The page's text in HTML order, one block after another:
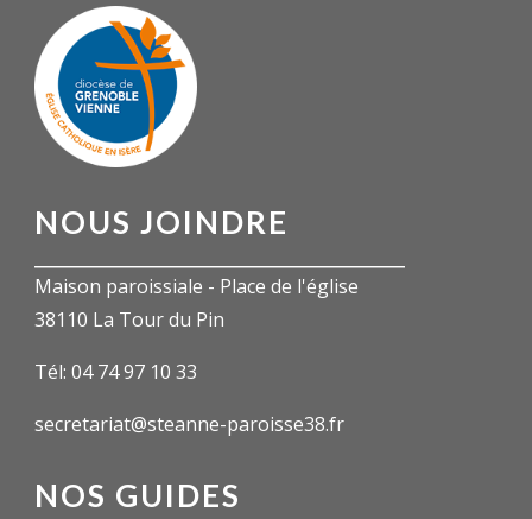
NOUS JOINDRE
Maison paroissiale - Place de l'église
38110 La Tour du Pin
Tél: 04 74 97 10 33
secretariat@steanne-paroisse38.fr
NOS GUIDES